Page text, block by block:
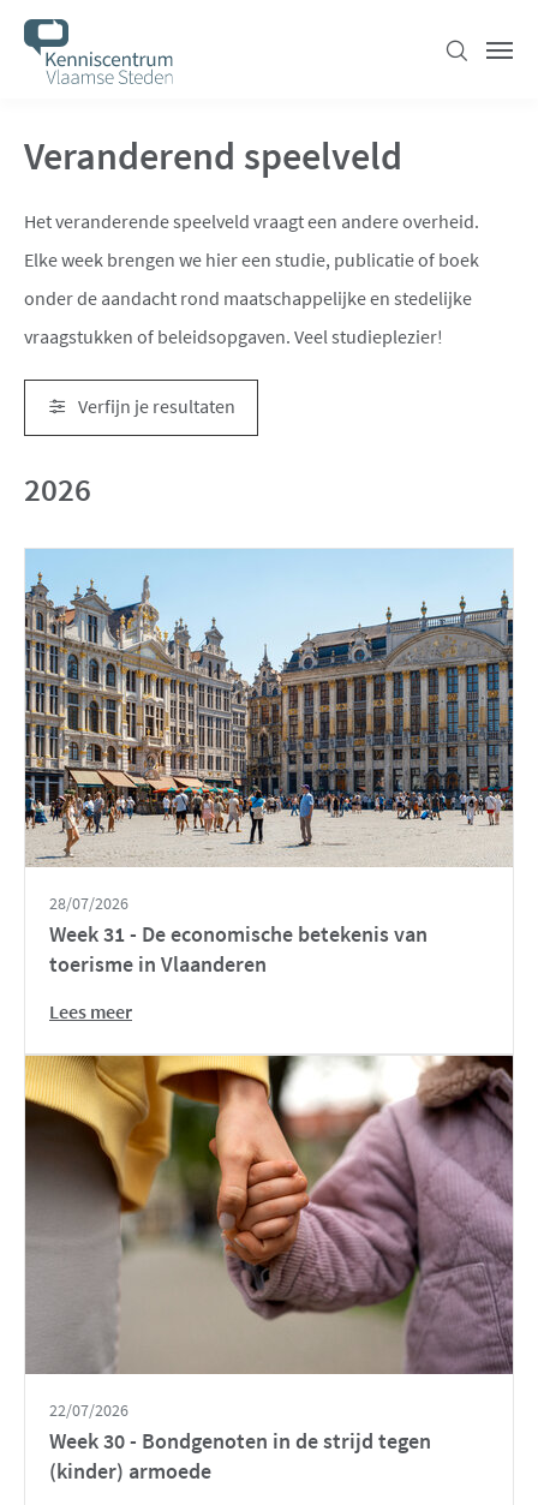
Overslaan
inhoud
Zoeken
Veranderend speelveld
Het veranderende speelveld vraagt een andere overheid.
Elke week brengen we hier een studie, publicatie of boek
onder de aandacht rond maatschappelijke en stedelijke
vraagstukken of beleidsopgaven. Veel studieplezier!
Verfijn je resultaten
Resultaten
2026
Week 31 - De economische betekenis van
toerisme in Vlaanderen
Lees meer
28/07/2026
Week 30 - Bondgenoten in de strijd tegen
(kinder) armoede
22/07/2026